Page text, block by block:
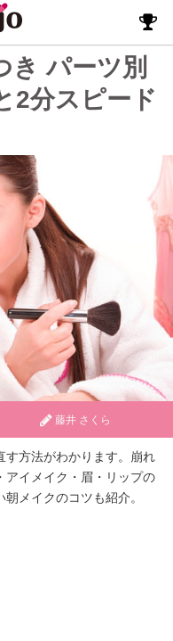
き パーツ別
2分スピード
藤井 さくら
す方法がわかります。崩れ
アイメイク・眉・リップの
メイクのコツも紹介。